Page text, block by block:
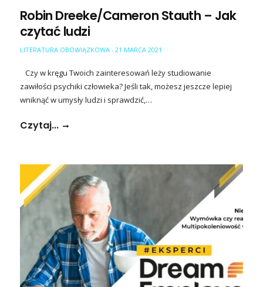
Robin Dreeke/Cameron Stauth – Jak
czytać ludzi
LITERATURA OBOWIĄZKOWA - 21 MARCA 2021
Czy w kręgu Twoich zainteresowań leży studiowanie
zawiłości psychiki człowieka? Jeśli tak, możesz jeszcze lepiej
wniknąć w umysły ludzi i sprawdzić,…
Czytaj...